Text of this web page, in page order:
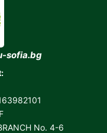
sofia.bg
No. 4-6